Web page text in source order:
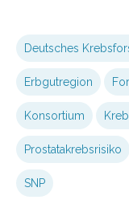
Deutsches
Erbgutregion
Konsortium
Prostatakrebsrisiko
SNP